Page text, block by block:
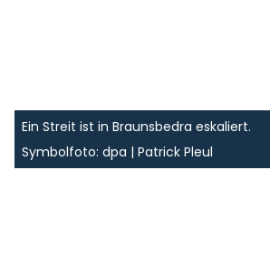
Ein Streit ist in Braunsbedra eskaliert.
Symbolfoto: dpa | Patrick Pleul